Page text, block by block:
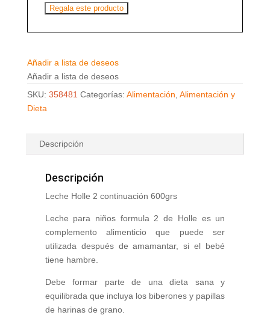
Regala este producto
Añadir a lista de deseos
Añadir a lista de deseos
SKU: 358481 Categorías: Alimentación, Alimentación y
Dieta
Descripción
Descripción
Leche Holle 2 continuación 600grs
Leche para niños formula 2 de Holle es un
complemento alimenticio que puede ser
utilizada después de amamantar, si el bebé
tiene hambre.
Debe formar parte de una dieta sana y
equilibrada que incluya los biberones y papillas
de harinas de grano.